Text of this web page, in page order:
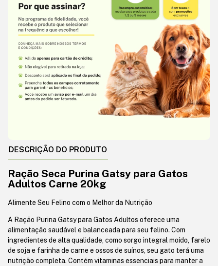
DESCRIÇÃO DO PRODUTO
Ração Seca Purina Gatsy para Gatos
Adultos Carne 20kg
Alimente Seu Felino com o Melhor da Nutrição
A Ração Purina Gatsy para Gatos Adultos oferece uma
alimentação saudável e balanceada para seu felino. Com
ingredientes de alta qualidade, como sorgo integral moído, farelo
de soja e farinha de carne e ossos de suínos, seu gato terá uma
nutrição completa. Contém vitaminas essenciais para manter a